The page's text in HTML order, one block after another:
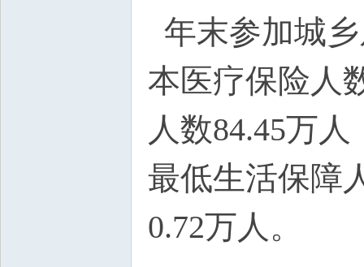
年末参加城
本医疗保险人
人数84.45万
最低生活保障
0.72万人。